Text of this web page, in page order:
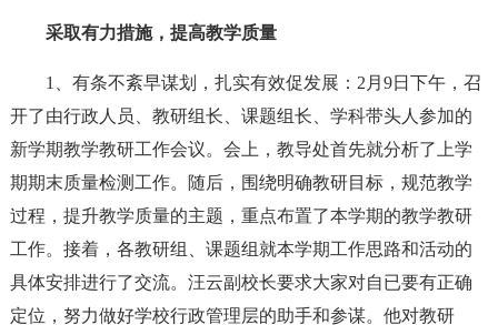
采取有力措施，提高教学质量
1、有条不紊早谋划，扎实有效促发展：2月9日下午，召
开了由行政人员、教研组长、课题组长、学科带头人参加的
新学期教学教研工作会议。会上，教导处首先就分析了上学
期期末质量检测工作。随后，围绕明确教研目标，规范教学
过程，提升教学质量的主题，重点布置了本学期的教学教研
工作。接着，各教研组、课题组就本学期工作思路和活动的
具体安排进行了交流。汪云副校长要求大家对自已要有正确
定位，努力做好学校行政管理层的助手和参谋。他对教研